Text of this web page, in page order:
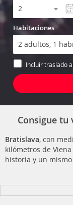
Habitaciones
Incluir traslado
Consigue tu
Bratislava, con
kilómetros de
historia y un